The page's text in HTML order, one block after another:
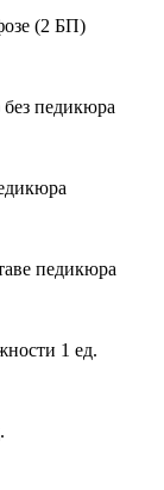
(2 БП)
педикюра
педикюра
1 ед.